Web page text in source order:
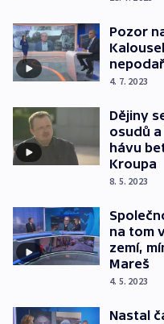
Pozor
4. 7. 2023
Dějiny
osudů
hávu
Kroupa
8. 5. 2023
na tom
zemí,
Mareš
4. 5. 2023
Nastal